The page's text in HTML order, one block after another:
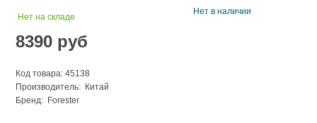
Нет на складе
8390 руб
Код товара: 45138
Производитель: Китай
Бренд: Forester
Нет в наличии